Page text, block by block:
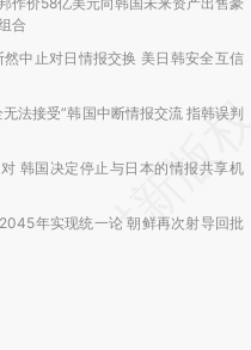
合
中止对日情报交换 美日韩安全互信
无法接受”韩国中断情报交流 指韩误判
韩国决定停止与日本的情报共享机
年实现统一论 朝鲜再次射导回批